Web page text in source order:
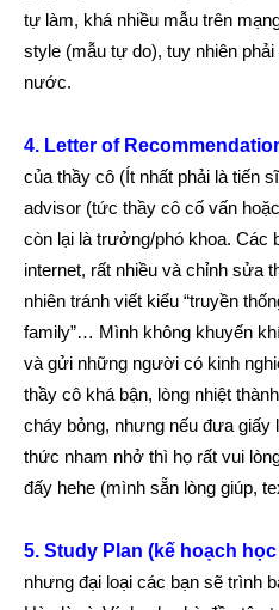
tự làm, khá nhiều mẫu trên
style (mẫu tự do), tuy nhiên
nước.
4. Letter of
của thầy cô (Ít nhất phải là tiến
advisor (tức thầy cô cố vấn
còn lại là trưởng/phó khoa. Các
internet, rất nhiều và chỉnh sửa
nhiên tránh viết kiểu “truyền
family”… Mình không khuyến
và gửi những người có kinh
thầy cô khá bận, lòng nhiệt
cháy bỏng, nhưng nếu đưa
thức nham nhở thì họ rất vui
đấy hehe (mình sẵn lòng giúp,
5. Study Plan (kế hoạch
nhưng đại loại các bạn sẽ trình